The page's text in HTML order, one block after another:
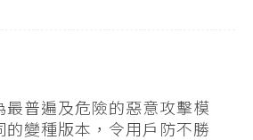
普遍及危險的惡意攻擊模
變種版本，令用戶防不勝